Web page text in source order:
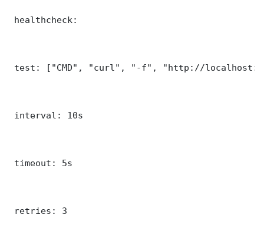
healthcheck:
test: ["CMD", "curl", "-f", "http://
interval: 10s
timeout: 5s
retries: 3